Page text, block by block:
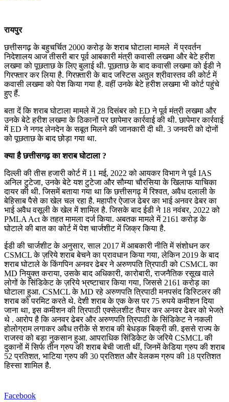
रायपुर
छत्तीसगढ़ के बहुचर्चित 2000 करोड़ के शराब घोटाला मामले में प्रवर्तन
निदेशालय आज तीसरी बार पूर्व आबकारी मंत्री कवासी लखमा और बेटे हरीश
लखमा को पूछताछ के लिए बुलाई थी. पूछताछ के बाद कवासी लखमा को ईडी ने
गिरफ्तार कर लिया है. गिरफ़्तारी के बाद जस्टिस अतुल श्रीवास्तव की कोर्ट में
कवासी लखमा को पेश किया गया है. वहीं उनके बेटे हरीश लखमा भी कोर्ट पहुंचे
हुए हैं.
बता दें कि शराब घोटाला मामले में 28 दिसंबर को ED ने पूर्व मंत्री लखमा और
उनके बेटे हरीश लखमा के ठिकानों पर छापेमार कार्रवाई की थी. छापेमार कार्रवाई
में ED ने नगद लेनदेन के सबूत मिलने की जानकारी दी थी. 3 जनवरी को दोनों
को पूछताछ के बाद छोड़ा गया था.
क्या है छत्तीसगढ़ का शराब घोटाला ?
दिल्ली की तीस हजारी कोर्ट में 11 मई, 2022 को आयकर विभाग ने पूर्व IAS
अनिल टुटेजा, उनके बेटे यश टुटेजा और सौम्या चौरसिया के खिलाफ याचिका
दायर की थी. जिसमें बताया गया था कि छत्तीसगढ़ में रिश्वत, अवैध दलाली के
बेहिसाब पैसे का खेल चल रहा है. महापौर ऐजाज ढेबर का भाई अनवर ढेबर का
भाई अवैध वसूली के खेल में शामिल है. जिसके बाद ईडी ने 18 नवंबर, 2022 को
PMLA Act के तहत मामला दर्ज किया. अबतक मामले में 2161 करोड़ के
घोटाले की बात का कोर्ट में पेश चार्जशीट में जिक्र किया है.
ईडी की चार्जशीट के अनुसार, साल 2017 में आबकारी नीति में संशोधन कर
CSMCL के ज़रिये शराब बेचने का प्रावधान किया गया, लेकिन 2019 के बाद
शराब घोटाले के किंगपिन अनवर ढेबर ने अरुणपति त्रिपाठी को CSMCL का
MD नियुक्त कराया, उसके बाद अधिकारी, कारोबारी, राजनैतिक रसूख वाले
लोगों के सिंडिकेट के ज़रिये भ्रष्टाचार किया गया, जिससे 2161 करोड़ का
घोटाला हुआ. CSMCL के MD रहे अरुणपति त्रिपाठी मनपसंद डिस्टिलर की
शराब को परमिट करते थे. देशी शराब के एक केस पर 75 रुपये कमीशन दिया
जाना था, इस कमीशन की त्रिपाठी एक्सेलशीट तैयार कर अनवर ढेबर को भेजते
थे . आरोप है कि अनवर ढेबर और अरुणपति त्रिपाठी के सिंडिकेट ने नकली
होलोग्राम लगाकर अवैध तरीके से शराब की बेधड़क बिक्री की. इससे राज्य के
राजस्व को बड़ा नुकसान हुआ. आपराधिक सिंडिकेट के जरिये CSMCL की
दुकानों में सिर्फ तीन ग्रुप की शराब बेची जाती थीं, जिनमें केडिया ग्रुप की शराब
52 प्रतिशत, भाटिया ग्रुप की 30 प्रतिशत और वेलकम ग्रुप की 18 प्रतिशत
हिस्सा शामिल है.
Facebook